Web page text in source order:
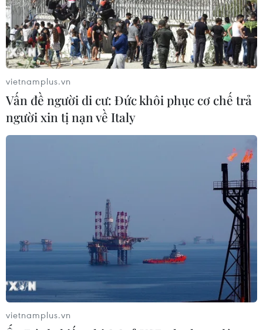
25/03/2019 02:19
Hành khách có độ tuổi từ 15 đến 35 sẽ có cơ hội sở hữu
vé máy bay chỉ từ 360.000 đồng/khách/chiều của
Vietnam Airlines nhân dịp kỷ niệm 88 năm ngày thành
lập Đoàn Thanh niên Cộng sản Hồ Chí Minh.
Vietnam Airlines, Jetstar cung ứng gần
420.000 chỗ dịp nghỉ lễ Giỗ Tổ
vietnamplus.vn
Vấn đề người di cư: Đức khôi phục cơ chế trả
người xin tị nạn về Italy
vietnamplus.vn